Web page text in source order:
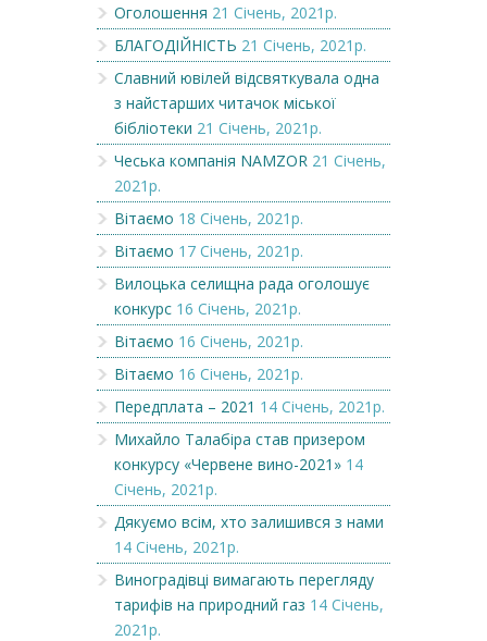
Оголошення 21 Січень, 2021р.
БЛАГОДІЙНІСТЬ 21 Січень, 2021р.
Славний ювілей відсвяткувала одна
з найстарших читачок міської
бібліотеки 21 Січень, 2021р.
Чеська компанія NAMZOR 21 Січень,
2021р.
Вітаємо 18 Січень, 2021р.
Вітаємо 17 Січень, 2021р.
Вилоцька селищна рада оголошує
конкурс 16 Січень, 2021р.
Вітаємо 16 Січень, 2021р.
Вітаємо 16 Січень, 2021р.
Передплата – 2021 14 Січень, 2021р.
Михайло Талабіра став призером
конкурсу «Червене вино-2021» 14
Січень, 2021р.
Дякуємо всім, хто залишився з нами
14 Січень, 2021р.
Виноградівці вимагають перегляду
тарифів на природний газ 14 Січень,
2021р.